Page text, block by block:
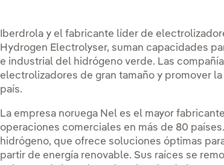
Iberdrola y el fabricante líder de
Hydrogen Electrolyser, suman capacidades
e industrial del hidrógeno verde. Las
electrolizadores de gran tamaño y promover
país.
La empresa noruega Nel es el mayor
operaciones comerciales en más de 80
hidrógeno, que ofrece soluciones óptimas
partir de energía renovable. Sus raíces se